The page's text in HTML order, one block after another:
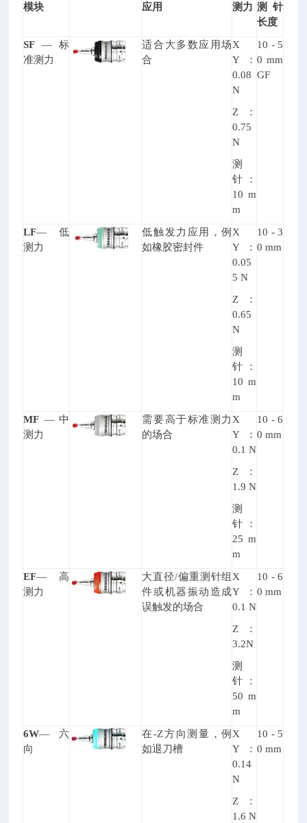
模块 应用 测力 测针
长度
SF —标
准测力
适合大多数应用场
合
X
Y ：
0.08
N
Z ：
0.75
N
测
针：
10 m
m
10 - 5
0 mm
GF
LF—低
测力
低触发力应用，例
如橡胶密封件
X
Y ：
0.05
5 N
Z ：
0.65
N
测
针：
10 m
m
10 - 3
0 mm
MF —中
测力
需要高于标准测力
的场合
X
Y ：
0.1 N
Z ：
1.9 N
测
针：
25 m
m
10 - 6
0 mm
EF—高
测力
大直径/偏重测针组
件或机器振动造成
误触发的场合
X
Y ：
0.1 N
Z ：
3.2N
测
针：
50 m
m
10 - 6
0 mm
6W— 六
向
在-Z方向测量，例
如退刀槽
X
Y ：
0.14
N
Z ：
1.6 N
10 - 5
0 mm